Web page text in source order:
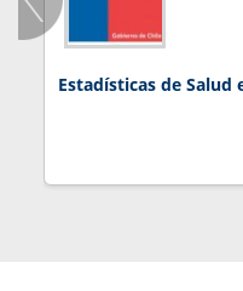
Estadísticas de Salud